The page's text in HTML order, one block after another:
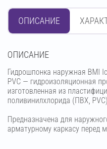
ОПИСАНИЕ
OПИСАНИЕ
Гидрошпонка наружная BMI
PVC — гидроизоляционная
изготовленная из
поливинилхлорида (ПВХ,
Предназначена для
арматурному каркасу перед